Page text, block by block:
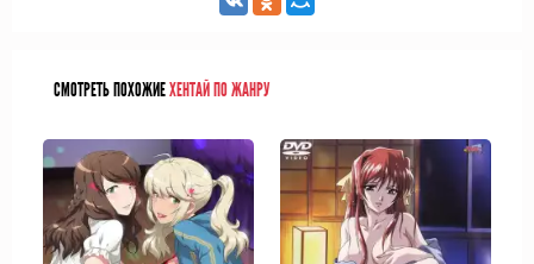
СМОТРЕТЬ ПОХОЖИЕХЕНТАЙ ПО ЖАНРУ